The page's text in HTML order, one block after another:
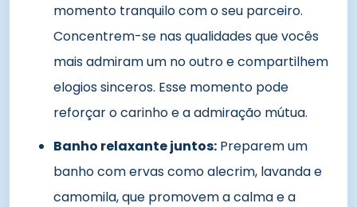
momento tranquilo com o seu parceiro.
Concentrem-se nas qualidades que vocês
mais admiram um no outro e compartilhem
elogios sinceros. Esse momento pode
reforçar o carinho e a admiração mútua.
Banho relaxante juntos: Preparem um
banho com ervas como alecrim, lavanda e
camomila, que promovem a calma e a